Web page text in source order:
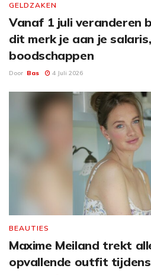
GELDZAKEN
Vanaf 1 juli veranderen
dit merk je aan je
boodschappen
Door Bas 4 Juli 2026
BEAUTIES
Maxime Meiland trekt
opvallende outfit